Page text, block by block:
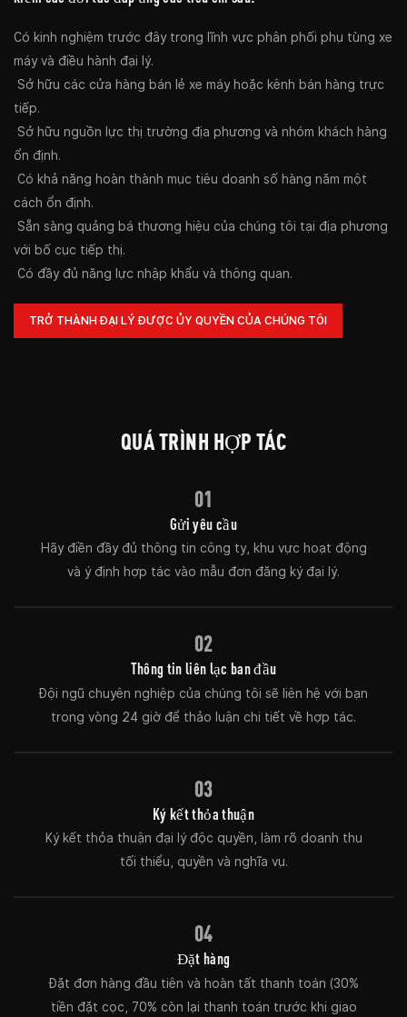
Có kinh nghiệm trước đây trong lĩnh vực phân phối phụ tùng xe
máy và điều hành đại lý.
Sở hữu các cửa hàng bán lẻ xe máy hoặc kênh bán hàng trực
tiếp.
Sở hữu nguồn lực thị trường địa phương và nhóm khách hàng
ổn định.
Có khả năng hoàn thành mục tiêu doanh số hàng năm một
cách ổn định.
Sẵn sàng quảng bá thương hiệu của chúng tôi tại địa phương
với bố cục tiếp thị.
Có đầy đủ năng lực nhập khẩu và thông quan.
TRỞ THÀNH ĐẠI LÝ ĐƯỢC ỦY QUYỀN CỦA CHÚNG TÔI
QUÁ TRÌNH HỢP TÁC
01
Gửi yêu cầu
Hãy điền đầy đủ thông tin công ty, khu vực hoạt động
và ý định hợp tác vào mẫu đơn đăng ký đại lý.
02
Thông tin liên lạc ban đầu
Đội ngũ chuyên nghiệp của chúng tôi sẽ liên hệ với bạn
trong vòng 24 giờ để thảo luận chi tiết về hợp tác.
03
Ký kết thỏa thuận
Ký kết thỏa thuận đại lý độc quyền, làm rõ doanh thu
tối thiểu, quyền và nghĩa vụ.
04
Đặt hàng
Đặt đơn hàng đầu tiên và hoàn tất thanh toán (30%
tiền đặt cọc, 70% còn lại thanh toán trước khi giao